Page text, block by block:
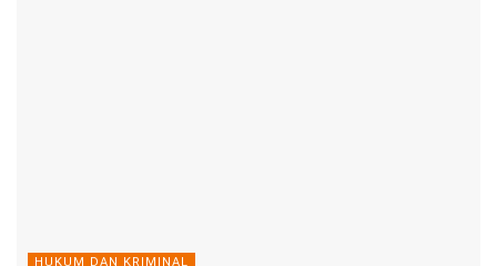
HUKUM DAN KRIMINAL